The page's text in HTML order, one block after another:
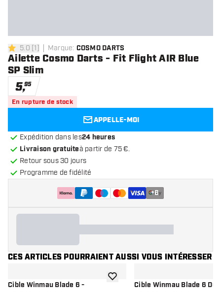
5 étoiles de notation
5.0 [1] Marque: COSMO DARTS
Ailette Cosmo Darts - Fit Flight AIR Blue
SP Slim
5,95
En rupture de stock
APPELLE-MOI
Expédition dans les24 heures
Livraison gratuiteà partir de 75 €.
Retour sous 30 jours
Programme de fidélité
+6
CES ARTICLES POURRAIENT AUSSI VOUS INTÉRESSER
Cible Winmau Blade 6 -
ajouter à la liste de souhaits
Cible Winmau Blade 6